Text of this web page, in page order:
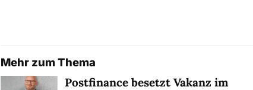
Mehr zum Thema
Postfinance besetzt Vakanz im